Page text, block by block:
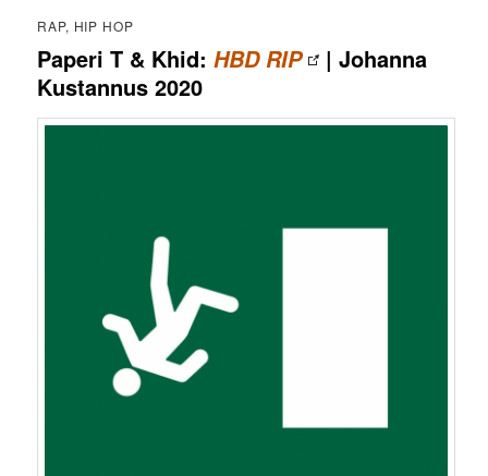
RAP, HIP HOP
Paperi T & Khid:HBD RIP
| Johanna
Kustannus 2020